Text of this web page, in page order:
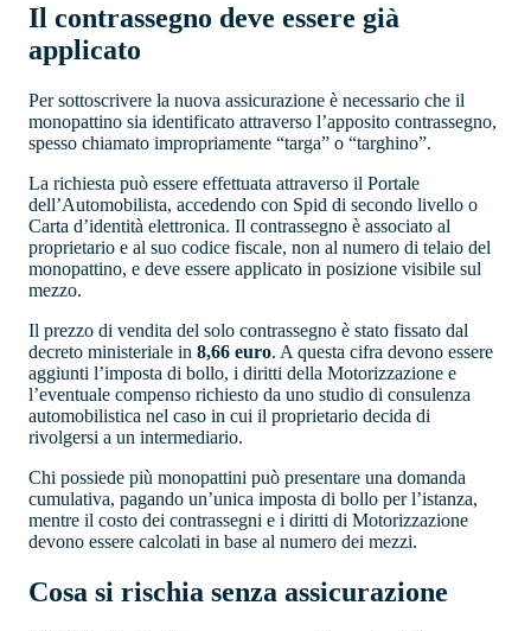
Il contrassegno deve essere già
applicato
Per sottoscrivere la nuova assicurazione è necessario che il
monopattino sia identificato attraverso l’apposito contrassegno,
spesso chiamato impropriamente “targa” o “targhino”.
La richiesta può essere effettuata attraverso il Portale
dell’Automobilista, accedendo con Spid di secondo livello o
Carta d’identità elettronica. Il contrassegno è associato al
proprietario e al suo codice fiscale, non al numero di telaio del
monopattino, e deve essere applicato in posizione visibile sul
mezzo.
Il prezzo di vendita del solo contrassegno è stato fissato dal
decreto ministeriale in 8,66 euro. A questa cifra devono essere
aggiunti l’imposta di bollo, i diritti della Motorizzazione e
l’eventuale compenso richiesto da uno studio di consulenza
automobilistica nel caso in cui il proprietario decida di
rivolgersi a un intermediario.
Chi possiede più monopattini può presentare una domanda
cumulativa, pagando un’unica imposta di bollo per l’istanza,
mentre il costo dei contrassegni e i diritti di Motorizzazione
devono essere calcolati in base al numero dei mezzi.
Cosa si rischia senza assicurazione